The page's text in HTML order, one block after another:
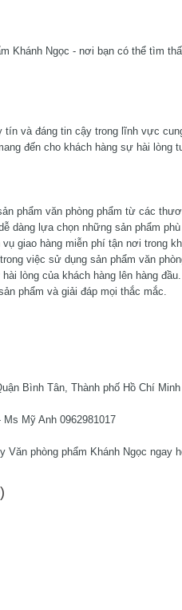
Khánh Ngọc - nơi bạn có thể tìm
và đáng tin cậy trong lĩnh vực
đến cho khách hàng sự hài
phẩm văn phòng phẩm từ các
dàng lựa chọn những sản phẩm
giao hàng miễn phí tận nơi trong
việc sử dụng sản phẩm văn
lòng của khách hàng lên hàng
phẩm và giải đáp mọi thắc mắc.
Bình Tân, Thành phố Hồ Chí Minh
Mỹ Anh 0962981017
phòng phẩm Khánh Ngọc ngay